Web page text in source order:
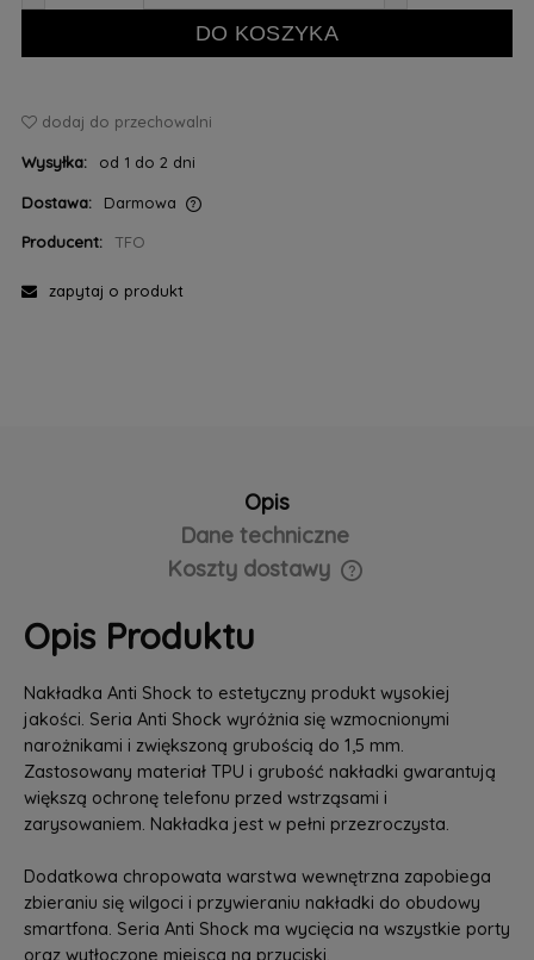
DO KOSZYKA
dodaj do przechowalni
Wysyłka: od 1 do 2 dni
Dostawa:
Darmowa
Producent:
TFO
zapytaj o produkt
Opis
Dane techniczne
Koszty dostawy
Cena nie zawiera ewentualnych kosztów płatności
Opis Produktu
Nakładka Anti Shock to estetyczny produkt wysokiej
jakości. Seria Anti Shock wyróżnia się wzmocnionymi
narożnikami i zwiększoną grubością do 1,5 mm.
Zastosowany materiał TPU i grubość nakładki gwarantują
większą ochronę telefonu przed wstrząsami i
zarysowaniem. Nakładka jest w pełni przezroczysta.
Dodatkowa chropowata warstwa wewnętrzna zapobiega
zbieraniu się wilgoci i przywieraniu nakładki do obudowy
smartfona. Seria Anti Shock ma wycięcia na wszystkie porty
oraz wytłoczone miejsca na przyciski.